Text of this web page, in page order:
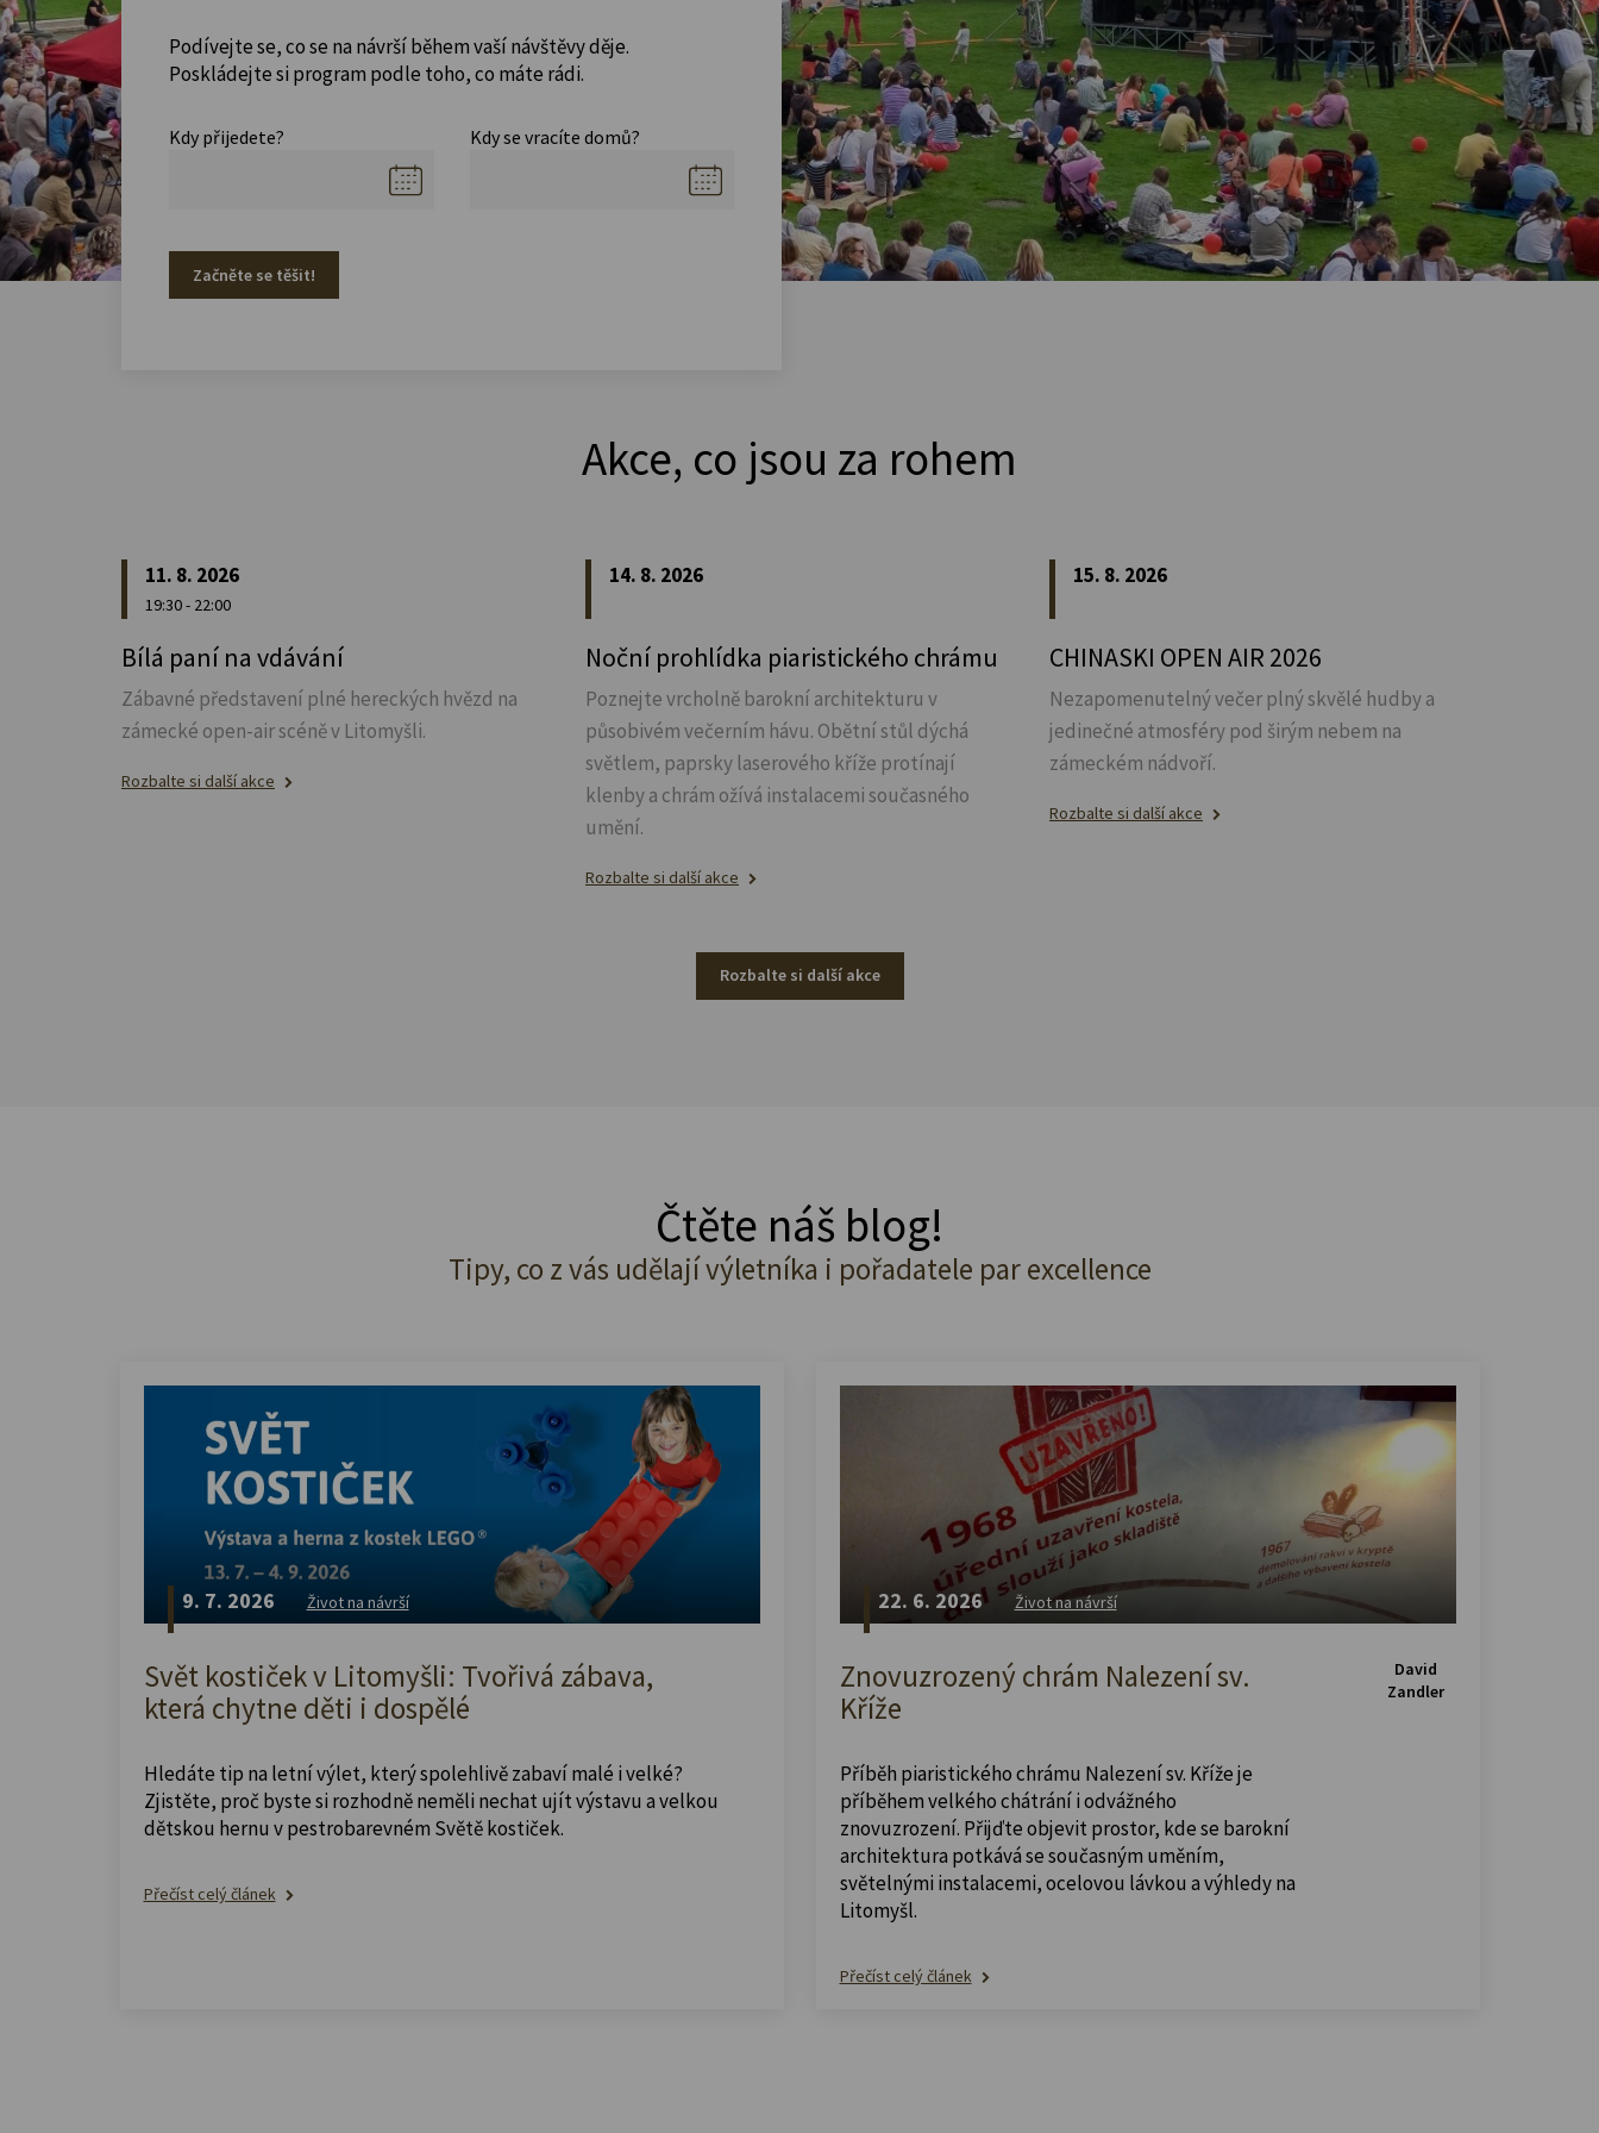
Podívejte se, co se na návrší během vaší návštěvy děje.
Poskládejte si program podle toho, co máte rádi.
Kdy přijedete? Kdy se vracíte domů?
Začněte se těšit!
Akce, co jsou za rohem
11. 8. 2026
19:30 - 22:00
Bílá paní na vdávání
Zábavné představení plné hereckých hvězd na
zámecké open-air scéně v Litomyšli.
Rozbalte si další akce
14. 8. 2026
Noční prohlídka piaristického chrámu
Poznejte vrcholně barokní architekturu v
působivém večerním hávu. Obětní stůl dýchá
světlem, paprsky laserového kříže protínají
klenby a chrám ožívá instalacemi současného
umění.
Rozbalte si další akce
15. 8. 2026
CHINASKI OPEN AIR 2026
Nezapomenutelný večer plný skvělé hudby a
jedinečné atmosféry pod širým nebem na
zámeckém nádvoří.
Rozbalte si další akce
Rozbalte si další akce
Čtěte náš blog!
Tipy, co z vás udělají výletníka i pořadatele par excellence
9. 7. 2026 Život na návrší
Svět kostiček v Litomyšli: Tvořivá zábava,
která chytne děti i dospělé
Hledáte tip na letní výlet, který spolehlivě zabaví malé i velké?
Zjistěte, proč byste si rozhodně neměli nechat ujít výstavu a velkou
dětskou hernu v pestrobarevném Světě kostiček.
Přečíst celý článek
22. 6. 2026 Život na návrší
Znovuzrozený chrám Nalezení sv.
Kříže
Příběh piaristického chrámu Nalezení sv. Kříže je
příběhem velkého chátrání i odvážného
znovuzrození. Přijďte objevit prostor, kde se barokní
architektura potkává se současným uměním,
světelnými instalacemi, ocelovou lávkou a výhledy na
Litomyšl.
Přečíst celý článek
David
Zandler